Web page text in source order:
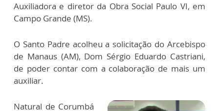
Auxiliadora e diretor da Obra Social Paulo VI, em
Campo Grande (MS).
O Santo Padre acolheu a solicitação do Arcebispo
de Manaus (AM), Dom Sérgio Eduardo Castriani,
de poder contar com a colaboração de mais um
auxiliar.
Natural de Corumbá